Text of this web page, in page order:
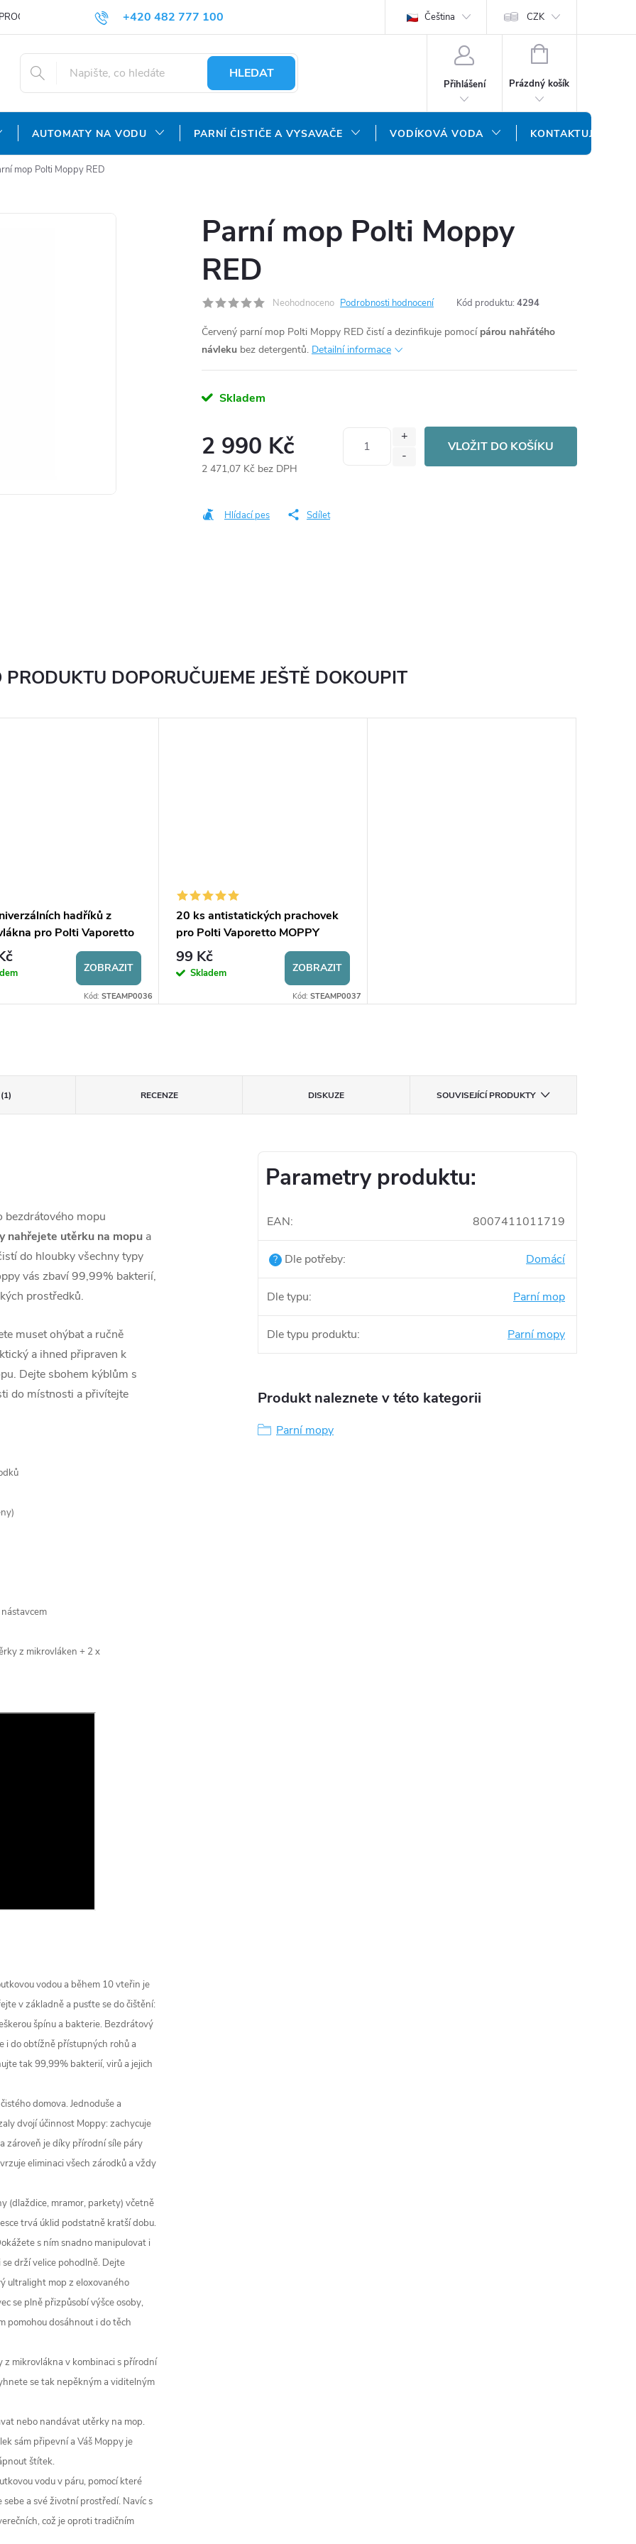
+420 482 777 100
objednavky@agroaquapro.cz
PROČ NAKUPOVAT U NÁS? DOPRAVA A PLATBA OCHRANA OSOBNÍCH ÚDAJŮ NÁŠ SLOVENSKÝ E-
Čeština CZK
HLEDAT
Přihlášení
NÁKUPNÍ
Prázdný košík
AUTOMATY NA VODU PARNÍ ČISTIČE A VYSAVAČE VODÍKOVÁ VODA KONTAKTUJTE NÁS
mop Polti Moppy RED
Parní mop Polti Moppy
RED
Neohodnoceno Podrobnosti hodnocení Kód produktu: 4294
Červený parní mop Polti Moppy RED čistí a dezinfikuje pomocí párou nahřátého
návleku bez detergentů. Detailní informace
Skladem
2 990 Kč
2 471,07 Kč bez DPH
VLOŽIT DO KOŠÍKU
Hlídací pes Sdílet
RECENZE DISKUZE SOUVISEJÍCÍ PRODUKTY
bezdrátového mopu
nahřejete utěrku na mopu a
do hloubky všechny typy
vás zbaví 99,99% bakterií,
prostředků.
muset ohýbat a ručně
a ihned připraven k
Dejte sbohem kýblům s
do místnosti a přivítejte
z mikrovláken + 2 x
vodou a během 10 vteřin je
v základně a pusťte se do čištění:
špínu a bakterie. Bezdrátový
i do obtížně přístupných rohů a
tak 99,99% bakterií, virů a jejich
domova. Jednoduše a
dvojí účinnost Moppy: zachycuje
zároveň je díky přírodní síle páry
eliminaci všech zárodků a vždy
(dlaždice, mramor, parkety) včetně
trvá úklid podstatně kratší dobu.
s ním snadno manipulovat i
drží velice pohodlně. Dejte
ultralight mop z eloxovaného
se plně přizpůsobí výšce osoby,
pomohou dosáhnout i do těch
z mikrovlákna v kombinaci s přírodní
se tak nepěkným a viditelným
nebo nandávat utěrky na mop.
sám připevní a Váš Moppy je
štítek.
vodu v páru, pomocí které
a své životní prostředí. Navíc s
což je oproti tradičním
Parametry produktu:
EAN: 8007411011719
? Dle potřeby: Domácí
Dle typu: Parní mop
Dle typu produktu: Parní mopy
Produkt naleznete v této kategorii
Parní mopy
PRODUKTU DOPORUČUJEME JEŠTĚ DOKOUPIT
hadříků z
pro Polti Vaporetto
ZOBRAZIT
Kód: STEAMP0036
20 ks antistatických prachovek
pro Polti Vaporetto MOPPY
99 Kč
Skladem ZOBRAZIT
Kód: STEAMP0037